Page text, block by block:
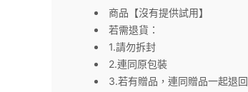
商品【沒有提供試用】
若需退貨：
1.請勿拆封
2.連同原包裝
3.若有贈品，連同贈品一起退回